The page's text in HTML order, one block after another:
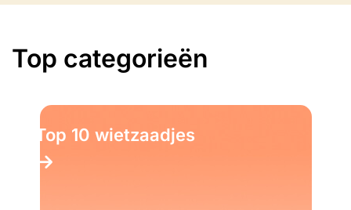
Top categorieën
Top 10 wietzaadjes